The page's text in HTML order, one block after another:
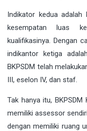
Indikator kedua adalah
kesempatan luas
kualifikasinya. Dengan
indikantor ketiga
BKPSDM telah
III, eselon IV, dan staf.
Tak hanya itu,
memiliki assessor
dengan memiliki ruang